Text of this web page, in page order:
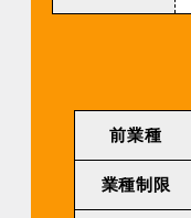
前業種
業種制限